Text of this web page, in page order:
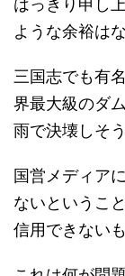
はっきり申し
ような余裕は
三国志でも有
界最大級のダ
雨で決壊しそ
国営メディア
ないというこ
信用できない